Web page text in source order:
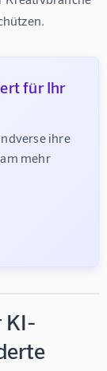
für Ihr
ihre
mehr
KI-